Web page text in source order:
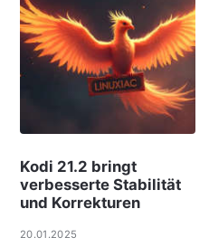
Kodi 21.2 bringt
verbesserte Stabilität
und Korrekturen
20.01.2025